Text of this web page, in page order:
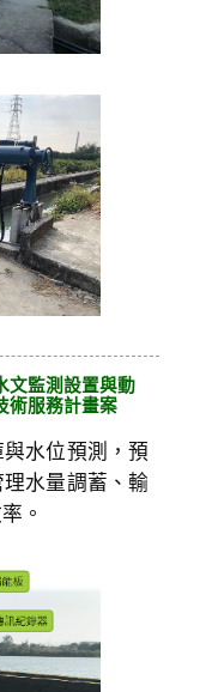
文監測設置與動
術服務計畫案
水位預測，預
水量調蓄、輸
。